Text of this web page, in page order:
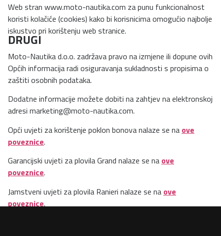
Web stran www.moto-nautika.com za punu funkcionalnost
koristi kolačiće (cookies) kako bi korisnicima omogućio najbolje
iskustvo pri korištenju web stranice.
DRUGI
Moto-Nautika d.o.o. zadržava pravo na izmjene ili dopune ovih
Općih informacija radi osiguravanja sukladnosti s propisima o
zaštiti osobnih podataka.
Dodatne informacije možete dobiti na zahtjev na elektronskoj
adresi marketing@moto-nautika.com.
Opći uvjeti za korištenje poklon bonova nalaze se na ove
poveznice.
Garancijski uvjeti za plovila Grand nalaze se na ove
poveznice.
Jamstveni uvjeti za plovila Ranieri nalaze se na ove
poveznice.